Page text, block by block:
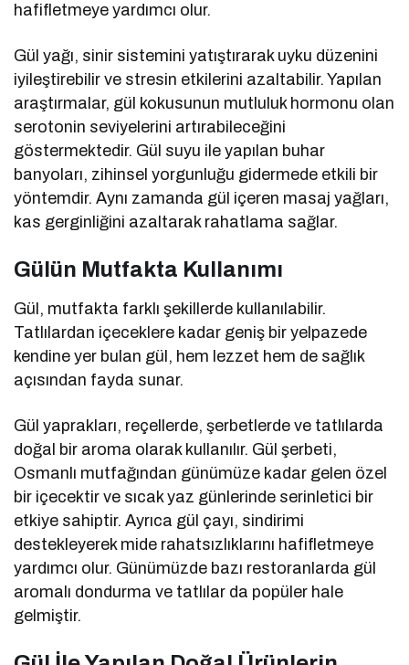
hafifletmeye yardımcı olur.
Gül yağı, sinir sistemini yatıştırarak uyku düzenini
iyileştirebilir ve stresin etkilerini azaltabilir. Yapılan
araştırmalar, gül kokusunun mutluluk hormonu olan
serotonin seviyelerini artırabileceğini
göstermektedir. Gül suyu ile yapılan buhar
banyoları, zihinsel yorgunluğu gidermede etkili bir
yöntemdir. Aynı zamanda gül içeren masaj yağları,
kas gerginliğini azaltarak rahatlama sağlar.
Gülün Mutfakta Kullanımı
Gül, mutfakta farklı şekillerde kullanılabilir.
Tatlılardan içeceklere kadar geniş bir yelpazede
kendine yer bulan gül, hem lezzet hem de sağlık
açısından fayda sunar.
Gül yaprakları, reçellerde, şerbetlerde ve tatlılarda
doğal bir aroma olarak kullanılır. Gül şerbeti,
Osmanlı mutfağından günümüze kadar gelen özel
bir içecektir ve sıcak yaz günlerinde serinletici bir
etkiye sahiptir. Ayrıca gül çayı, sindirimi
destekleyerek mide rahatsızlıklarını hafifletmeye
yardımcı olur. Günümüzde bazı restoranlarda gül
aromalı dondurma ve tatlılar da popüler hale
gelmiştir.